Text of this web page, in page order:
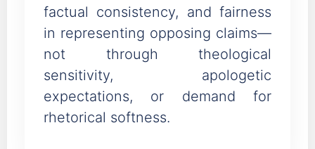
factual consistency, and fairness
in representing opposing claims—
not through theological
sensitivity, apologetic
expectations, or demand for
rhetorical softness.